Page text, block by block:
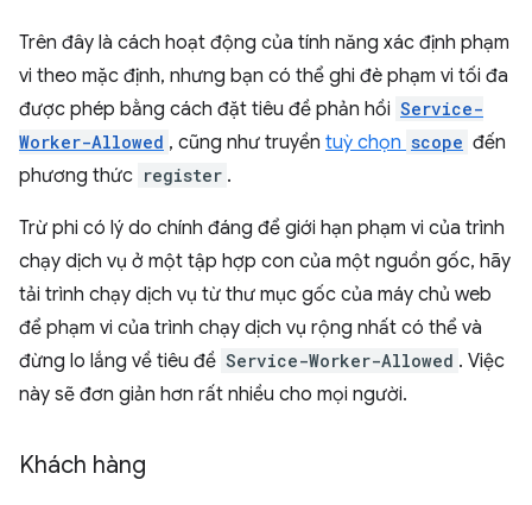
Trên đây là cách hoạt động của tính năng xác định phạm
vi theo mặc định, nhưng bạn có thể ghi đè phạm vi tối đa
được phép bằng cách đặt tiêu đề phản hồi Service-
Worker-Allowed , cũng như truyền tuỳ chọn scope đến
phương thức register .
Trừ phi có lý do chính đáng để giới hạn phạm vi của trình
chạy dịch vụ ở một tập hợp con của một nguồn gốc, hãy
tải trình chạy dịch vụ từ thư mục gốc của máy chủ web
để phạm vi của trình chạy dịch vụ rộng nhất có thể và
đừng lo lắng về tiêu đề Service-Worker-Allowed . Việc
này sẽ đơn giản hơn rất nhiều cho mọi người.
Khách hàng